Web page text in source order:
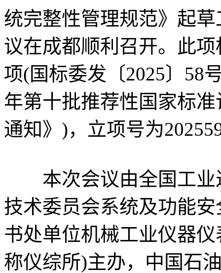
统完整性管理规范》起
议在成都顺利召开。此
项(国标委发〔2025〕58
年第十批推荐性国家标
通知》)，立项号为
本次会议由全国工业
技术委员会系统及功能安
书处单位机械工业仪器
称仪综所)主办，中国石